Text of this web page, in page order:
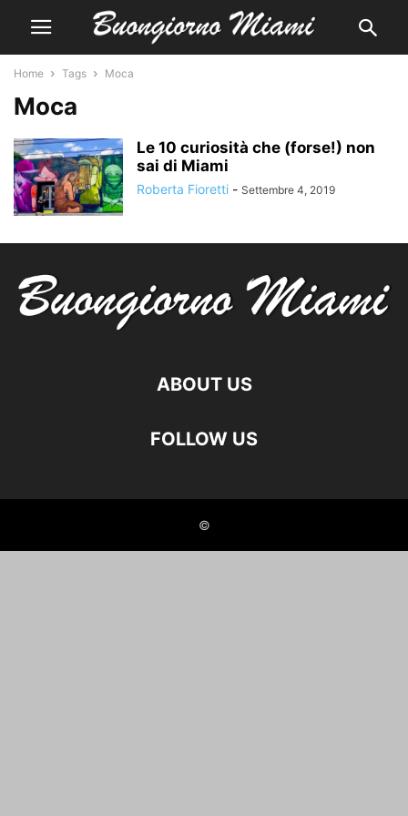
Home Tags Moca
Moca
Le 10 curiosità che (forse!) non
sai di Miami
Roberta Fioretti - Settembre 4, 2019
ABOUT US
FOLLOW US
©